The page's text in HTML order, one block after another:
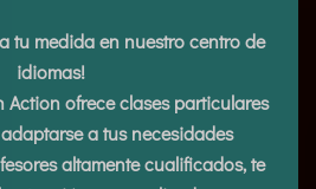
tu medida en nuestro centro de
idiomas!
ofrece clases particulares
a tus necesidades
altamente cualificados, te